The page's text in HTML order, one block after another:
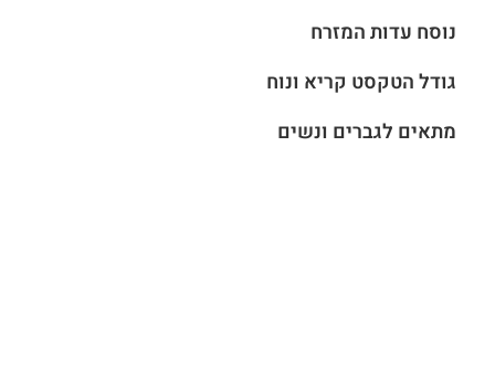
נוסח עדות המזרח
גודל הטקסט קריא ונוח
מתאים לגברים ונשים